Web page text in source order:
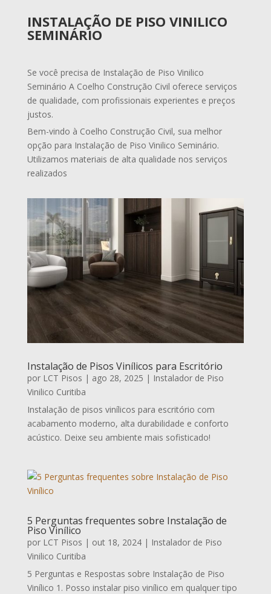
INSTALAÇÃO DE PISO VINILICO
SEMINÁRIO
Se você precisa de Instalação de Piso Vinilico
Seminário A Coelho Construção Civil oferece serviços
de qualidade, com profissionais experientes e preços
justos.
Bem-vindo à Coelho Construção Civil, sua melhor
opção para Instalação de Piso Vinilico Seminário.
Utilizamos materiais de alta qualidade nos serviços
realizados
Instalação de Pisos Vinílicos para Escritório
por LCT Pisos | ago 28, 2025 | Instalador de Piso
Vinilico Curitiba
Instalação de pisos vinílicos para escritório com
acabamento moderno, alta durabilidade e conforto
acústico. Deixe seu ambiente mais sofisticado!
5 Perguntas frequentes sobre Instalação de
Piso Vinílico
por LCT Pisos | out 18, 2024| Instalador de Piso
Vinilico Curitiba
5 Perguntas e Respostas sobre Instalação de Piso
Vinílico 1. Posso instalar piso vinílico em qualquer tipo